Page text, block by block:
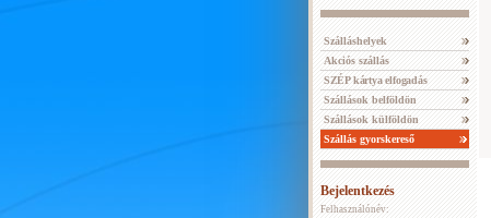
Szálláshelyek
Akciós szállás
SZÉP kártya elfogadás
Szállások belföldön
Szállások külföldön
Szállás gyorskereső
Bejelentkezés
Felhasználónév: